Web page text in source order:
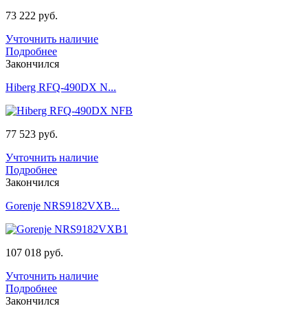
73 222 руб.
Учточнить наличие
Подробнее
Закончился
Hiberg RFQ-490DX N...
77 523 руб.
Учточнить наличие
Подробнее
Закончился
Gorenje NRS9182VXB...
107 018 руб.
Учточнить наличие
Подробнее
Закончился